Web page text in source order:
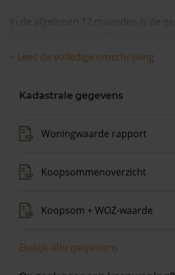
In de afgelopen 12 maanden is de
+ Lees de volledige omschrijving
Kadastrale gegevens
Woningwaarde rapport
Koopsommenoverzicht
Koopsom + WOZ-waarde
Bekijk alle gegevens